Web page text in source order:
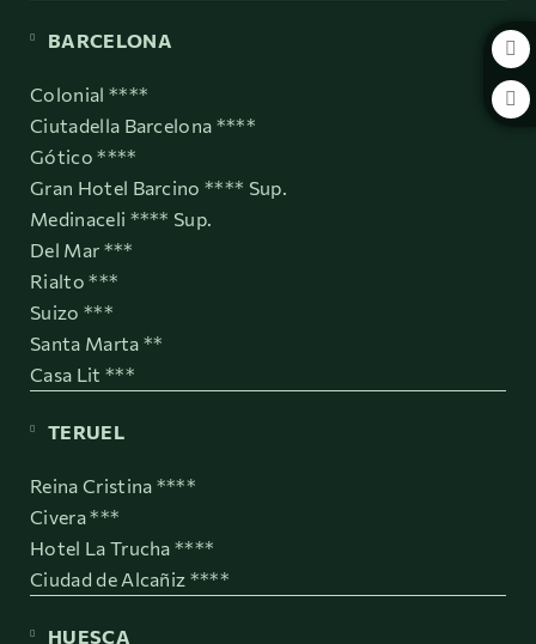
BARCELONA
Colonial ****
Ciutadella Barcelona ****
Gótico ****
Gran Hotel Barcino **** Sup.
Medinaceli **** Sup.
Del Mar ***
Rialto ***
Suizo ***
Santa Marta **
Casa Lit ***
TERUEL
Reina Cristina ****
Civera ***
Hotel La Trucha ****
Ciudad de Alcañiz ****
HUESCA